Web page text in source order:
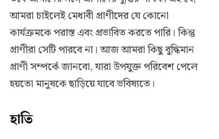
আমরা চাইলেই মেধাবী প্রাণীদের যে কোনো
কার্যক্রমকে পরাস্ত এবং প্রভাবিত করতে পারি। কিন্তু
প্রাণীরা সেটি পারবে না। আজ আমরা কিছু বুদ্ধিমান
প্রাণী সম্পর্কে জানবো, যারা উপযুক্ত পরিবেশ পেলে
হয়তো মানুষকে ছাড়িয়ে যাবে ভবিষ্যতে।
হাতি